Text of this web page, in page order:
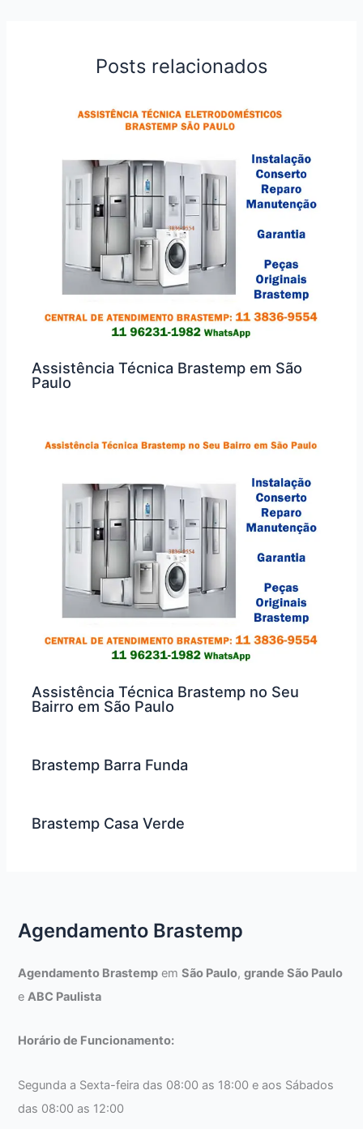
Posts relacionados
Assistência Técnica Brastemp em São
Paulo
Assistência Técnica Brastemp no Seu
Bairro em São Paulo
Brastemp Barra Funda
Brastemp Casa Verde
Agendamento Brastemp
Agendamento Brastemp emSão Paulo,grande São Paulo
eABC Paulista
Horário de Funcionamento:
Segunda a Sexta-feira das 08:00 as 18:00 e aos Sábados
das 08:00 as 12:00